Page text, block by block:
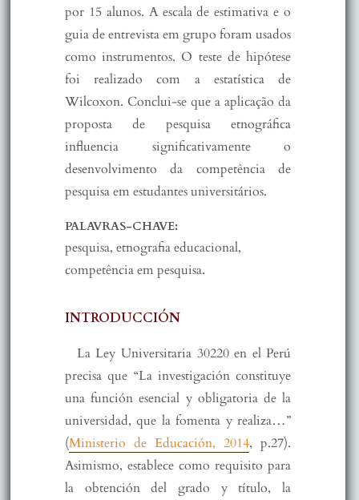
por 15 alunos. A escala de estimativa e o
guia de entrevista em grupo foram usados
como instrumentos. O teste de hipótese
foi realizado com a estatística de
Wilcoxon. Conclui-se que a aplicação da
proposta de pesquisa etnográfica
influencia significativamente o
desenvolvimento da competência de
pesquisa em estudantes universitários.
PALAVRAS-CHAVE:
pesquisa, etnografia educacional,
competência em pesquisa.
INTRODUCCIÓN
La Ley Universitaria 30220 en el Perú
precisa que “La investigación constituye
una función esencial y obligatoria de la
universidad, que la fomenta y realiza…”
(Ministerio de Educación, 2014, p.27).
Asimismo, establece como requisito para
la obtención del grado y título, la